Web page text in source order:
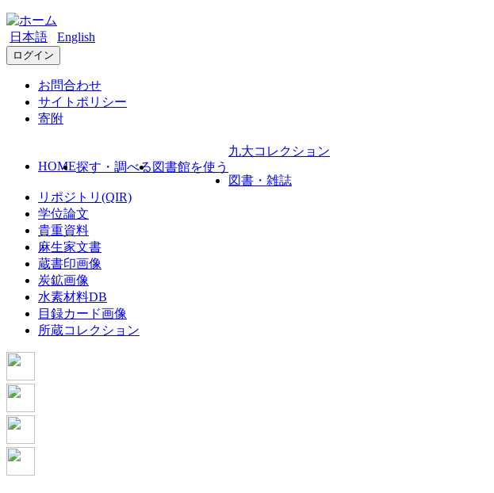
日本語 English
ログイン
お問合わせ
サイトポリシー
寄附
HOME探す・調べる 図書館を使う
九大コレクション
図書・雑誌
リポジトリ(QIR)
学位論文
貴重資料
麻生家文書
蔵書印画像
炭鉱画像
水素材料DB
目録カード画像
所蔵コレクション